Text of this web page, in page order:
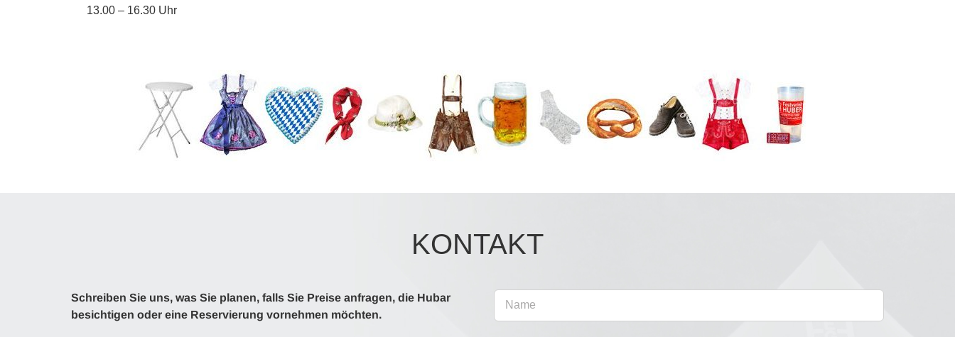
13.00 – 16.30 Uhr
KONTAKT
Schreiben Sie uns, was Sie planen, falls Sie Preise anfragen, die Hubar
besichtigen oder eine Reservierung vornehmen möchten.